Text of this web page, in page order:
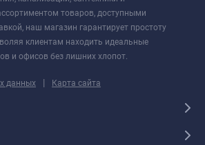
товаров, доступными
наш магазин гарантирует простоту
клиентам находить идеальные
и офисов без лишних хлопот.
данных | Карта сайта